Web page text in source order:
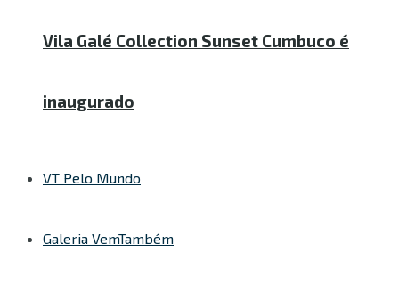
Vila Galé Collection Sunset Cumbuco é
inaugurado
VT Pelo Mundo
Galeria VemTambém